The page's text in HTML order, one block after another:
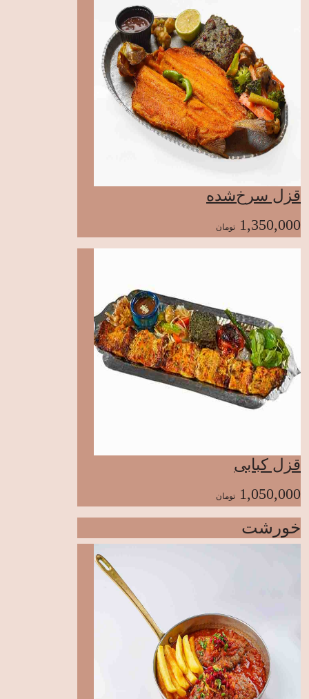
قزل سرخ‌شده
1,350,000 تومان
قزل کبابی
1,050,000 تومان
خورشت